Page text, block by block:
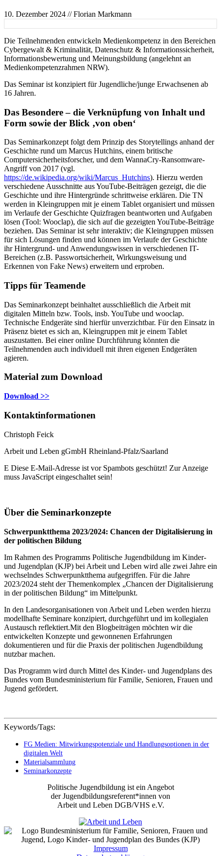
10. Dezember 2024 // Florian Markmann
Die Teilnehmenden entwickeln Medienkompetenz in den Bereichen
Cybergewalt & Kriminalität, Datenschutz & Informationssicherheit,
Informationsbewertung und Meinungsbildung (angelehnt an
Medienkompetenzrahmen NRW).
Das Seminar ist konzipiert für Jugendliche/junge Erwachsenen ab
16 Jahren.
Das Besondere – die Verknüpfung von Inhalt und
Form sowie der Blick ‚von oben‘
Das Seminarkonzept folgt dem Prinzip des Storytellings anhand der
Geschichte rund um Marcus Hutchins, einem britische
Computersicherheitsforscher, und dem WannaCry-Ransomware-
Angriff von 2017 (vgl.
https://de.wikipedia.org/wiki/Marcus_Hutchins). Hierzu werden
verschiedene Ausschnitte aus YouTube-Beiträgen gezeigt, die die
Geschichte und ihre Hintergründe schrittweise erklären. Die TN
werden in Kleingruppen mit je einem Tablet organisiert und müssen
im Verlaufe der Geschichte Quizfragen beantworten und Aufgaben
lösen (Tool: Wooclap), die sich auf die gezeigten YouTube-Beiträge
beziehen. Das Seminar ist sehr interaktiv; die Kleingruppen müssen
für sich Lösungen finden und können im Verlaufe der Geschichte
ihr Hintergrund- und Anwendungswissen in verschiedenen IT-
Bereichen (z.B. Passwortsicherheit, Wirkungsweisung und
Erkennen von Fake News) erweitern und erproben.
Tipps für Teamende
Das Seminarkonzept beinhaltet ausschließlich die Arbeit mit
digitalen Mitteln bzw. Tools, insb. YouTube und wooclap.
Technische Endgeräte sind hierfür unverzichtbar. Für den Einsatz in
Präsenz bietet es sich an, Kleingruppen mit je einem Tablet
auszustatten. Bei einer online Durchführung könnten die
Teilnehmenden auch individuell mit ihren eigenen Endgeräten
agieren.
Material zum Download
Download >>
Kontaktinformationen
Christoph Feick
Arbeit und Leben gGmbH Rheinland-Pfalz/Saarland
E Diese E-Mail-Adresse ist vor Spambots geschützt! Zur Anzeige
muss JavaScript eingeschaltet sein!
Über die Seminarkonzepte
Schwerpunktthema 2023/2024: Chancen der Digitalisierung in
der politischen Bildung
Im Rahmen des Programms Politische Jugendbildung im Kinder-
und Jugendplan (KJP) bei Arbeit und Leben wird alle zwei Jahre ein
wechselndes Schwerpunktthema aufgegriffen. Für die Jahre
2023/2024 steht der Themenkomplex „Chancen der Digitalisierung
in der politischen Bildung“ im Mittelpunkt.
In den Landesorganisationen von Arbeit und Leben werden hierzu
modellhafte Seminare konzipiert, durchgeführt und im kollegialen
Austausch reflektiert.Mit den Blogbeiträgen möchten wir die
entwickelten Konzepte und gewonnenen Erfahrungen
dokumentieren und für die Praxis der politischen Jugendbildung
nutzbar machen.
Das Programm wird durch Mittel des Kinder- und Jugendplans des
Bundes vom Bundesministerium für Familie, Senioren, Frauen und
Jugend gefördert.
Keywords/Tags:
FG Medien: Mitwirkungspotenziale und Handlungsoptionen in der
digitalen Welt
Materialsammlung
Seminarkonzepte
Politische Jugendbildung ist ein Angebot
der Jugendbildungsreferent*innen von
Arbeit und Leben DGB/VHS e.V.
Impressum